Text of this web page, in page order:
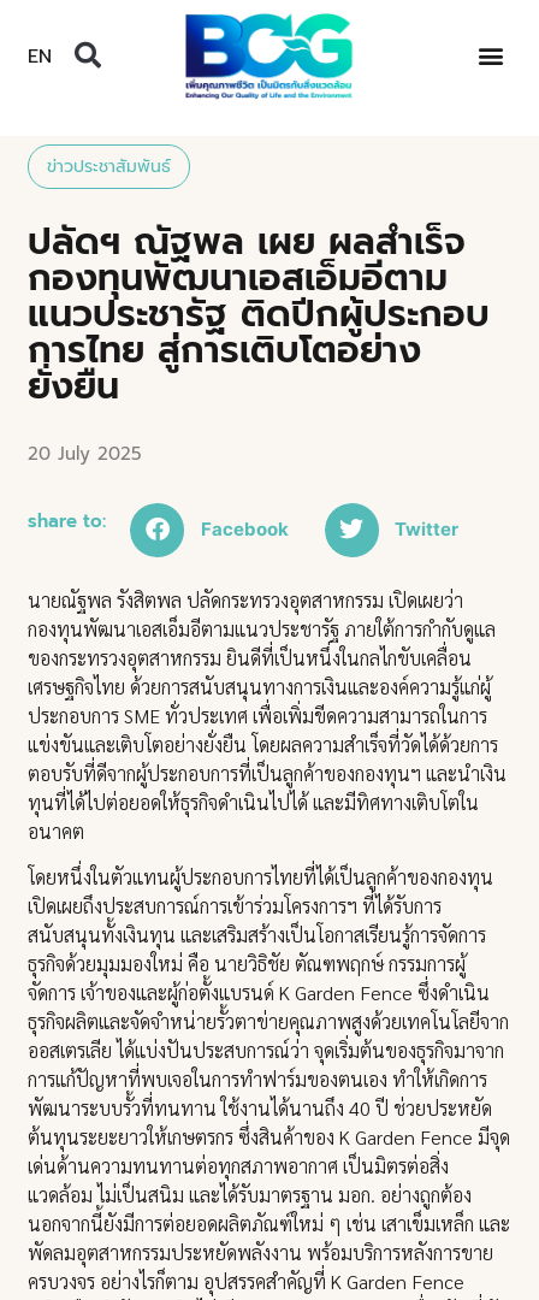
EN
ข่าวประชาสัมพันธ์
ปลัดฯ ณัฐพล เผย ผลสำเร็จ
กองทุนพัฒนาเอสเอ็มอีตาม
แนวประชารัฐ ติดปีกผู้ประกอบ
การไทย สู่การเติบโตอย่าง
ยั่งยืน
20 July 2025
share to: Facebook Twitter
นายณัฐพล รังสิตพล ปลัดกระทรวงอุตสาหกรรม เปิดเผยว่า
กองทุนพัฒนาเอสเอ็มอีตามแนวประชารัฐ ภายใต้การกำกับดูแล
ของกระทรวงอุตสาหกรรม ยินดีที่เป็นหนึ่งในกลไกขับเคลื่อน
เศรษฐกิจไทย ด้วยการสนับสนุนทางการเงินและองค์ความรู้แก่ผู้
ประกอบการ SME ทั่วประเทศ เพื่อเพิ่มขีดความสามารถในการ
แข่งขันและเติบโตอย่างยั่งยืน โดยผลความสำเร็จที่วัดได้ด้วยการ
ตอบรับที่ดีจากผู้ประกอบการที่เป็นลูกค้าของกองทุนฯ และนำเงิน
ทุนที่ได้ไปต่อยอดให้ธุรกิจดำเนินไปได้ และมีทิศทางเติบโตใน
อนาคต
โดยหนึ่งในตัวแทนผู้ประกอบการไทยที่ได้เป็นลูกค้าของกองทุน
เปิดเผยถึงประสบการณ์การเข้าร่วมโครงการฯ ที่ได้รับการ
สนับสนุนทั้งเงินทุน และเสริมสร้างเป็นโอกาสเรียนรู้การจัดการ
ธุรกิจด้วยมุมมองใหม่ คือ นายวิธิชัย ตัณฑพฤกษ์ กรรมการผู้
จัดการ เจ้าของและผู้ก่อตั้งแบรนด์ K Garden Fence ซึ่งดำเนิน
ธุรกิจผลิตและจัดจำหน่ายรั้วตาข่ายคุณภาพสูงด้วยเทคโนโลยีจาก
ออสเตรเลีย ได้แบ่งปันประสบการณ์ว่า จุดเริ่มต้นของธุรกิจมาจาก
การแก้ปัญหาที่พบเจอในการทำฟาร์มของตนเอง ทำให้เกิดการ
พัฒนาระบบรั้วที่ทนทาน ใช้งานได้นานถึง 40 ปี ช่วยประหยัด
ต้นทุนระยะยาวให้เกษตรกร ซึ่งสินค้าของ K Garden Fence มีจุด
เด่นด้านความทนทานต่อทุกสภาพอากาศ เป็นมิตรต่อสิ่ง
แวดล้อม ไม่เป็นสนิม และได้รับมาตรฐาน มอก. อย่างถูกต้อง
นอกจากนี้ยังมีการต่อยอดผลิตภัณฑ์ใหม่ ๆ เช่น เสาเข็มเหล็ก และ
พัดลมอุตสาหกรรมประหยัดพลังงาน พร้อมบริการหลังการขาย
ครบวงจร อย่างไรก็ตาม อุปสรรคสำคัญที่ K Garden Fence